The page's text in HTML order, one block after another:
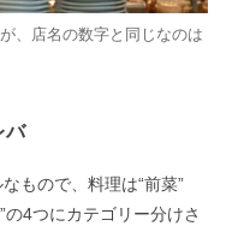
、店名の数字と同じなのは
バ
もので、料理は“前菜”
の4つにカテゴリー分けさ